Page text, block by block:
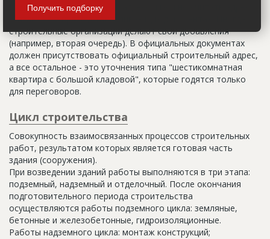
Настоящим строительным адресом можно считать адрес,
указанный в правоустанавливающих документах. Иногда
строительные организации делают свои добавления
(например, вторая очередь). В официальных документах
должен присутствовать официальный строительный адрес,
а все остальное - это уточнения типа "шестикомнатная
квартира с большой кладовой", которые годятся только
для переговоров.
Цикл строительства
Совокупность взаимосвязанных процессов строительных
работ, результатом которых является готовая часть
здания (сооружения).
При возведении зданий работы выполняются в три этапа:
подземный, надземный и отделочный. После окончания
подготовительного периода строительства
осуществляются работы подземного цикла: земляные,
бетонные и железобетонные, гидроизоляционные.
Работы надземного цикла: монтаж конструкций;
Получить подборку